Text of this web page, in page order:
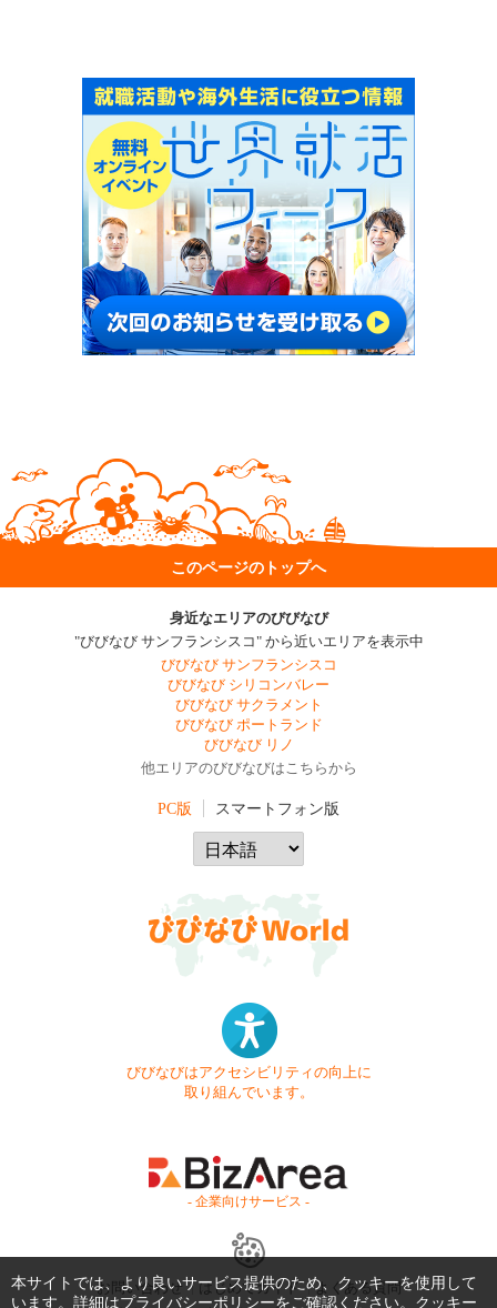
このページのトップへ
身近なエリアのびびなび
"びびなび サンフランシスコ" から近いエリアを表示中
びびなび サンフランシスコ
びびなび シリコンバレー
びびなび サクラメント
びびなび ポートランド
びびなび リノ
他エリアのびびなびはこちらから
PC版 スマートフォン版
びびなびはアクセシビリティの向上に
取り組んでいます。
- 企業向けサービス -
お問い合わせ はじめてガイド
よくある質問
本サイトでは、より良いサービス提供のため、クッキーを使用して
います。詳細はプライバシーポリシーをご確認ください。クッキー